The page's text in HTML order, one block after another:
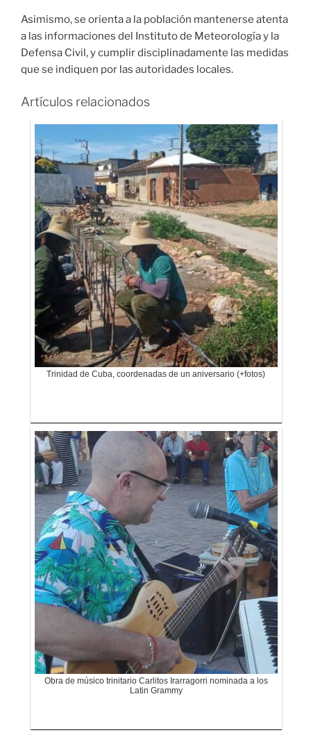
Asimismo, se orienta a la población mantenerse atenta
a las informaciones del Instituto de Meteorología y la
Defensa Civil, y cumplir disciplinadamente las medidas
que se indiquen por las autoridades locales.
Artículos relacionados
Trinidad de Cuba, coordenadas de un aniversario (+fotos)
Obra de músico trinitario Carlitos Irarragorri nominada a los
Latin Grammy